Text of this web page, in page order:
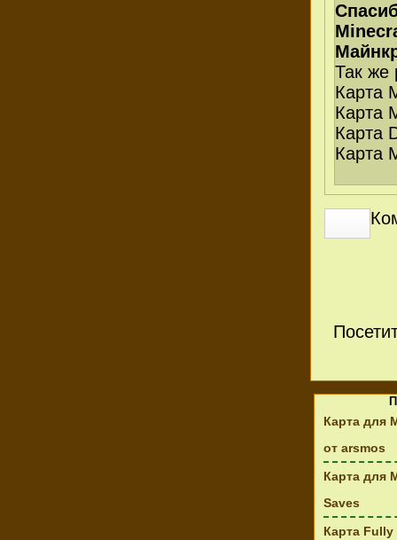
Так же
Карта
Карта
Карта
Карта
Карта для
от arsmos
Карта для
Saves
Карта